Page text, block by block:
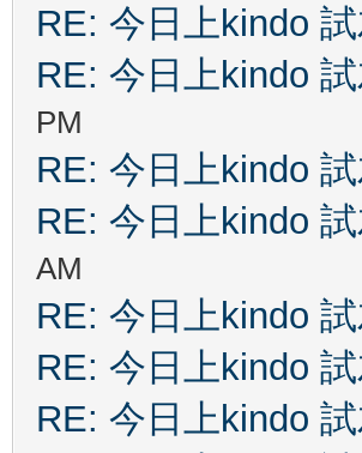
RE: 今日上kindo
RE: 今日上kindo
PM
RE: 今日上kindo
RE: 今日上kindo
AM
RE: 今日上kindo
RE: 今日上kindo
RE: 今日上kindo